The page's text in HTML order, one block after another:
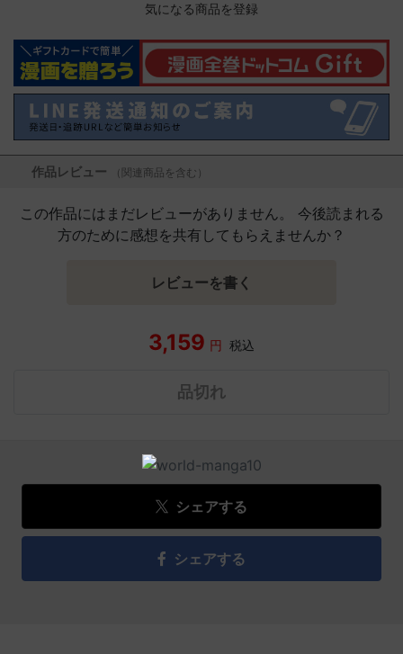
気になる商品を登録
作品レビュー （関連商品を含む）
この作品にはまだレビューがありません。 今後読まれる
方のために感想を共有してもらえませんか？
レビューを書く
3,159 円 税込
品切れ
シェアする
シェアする